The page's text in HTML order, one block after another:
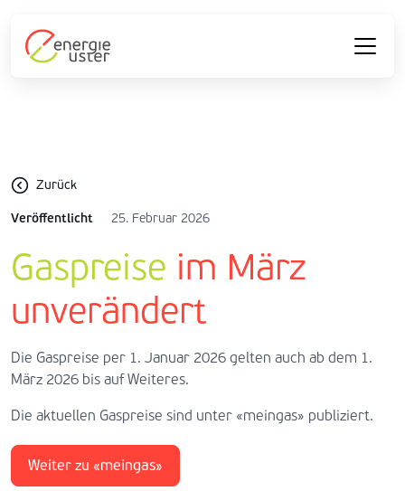
Zurück
Veröffentlicht 25. Februar 2026
Gaspreise im März
unverändert
Die Gaspreise per 1. Januar 2026 gelten auch ab dem 1.
März 2026 bis auf Weiteres.
Die aktuellen Gaspreise sind unter «meingas» publiziert.
Weiter zu «meingas»